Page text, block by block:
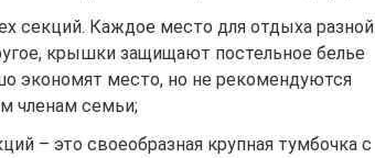
секций. Каждое место для отдыха разной
крышки защищают постельное белье
экономят место, но не рекомендуются
членам семьи;
– это своеобразная крупная тумбочка с